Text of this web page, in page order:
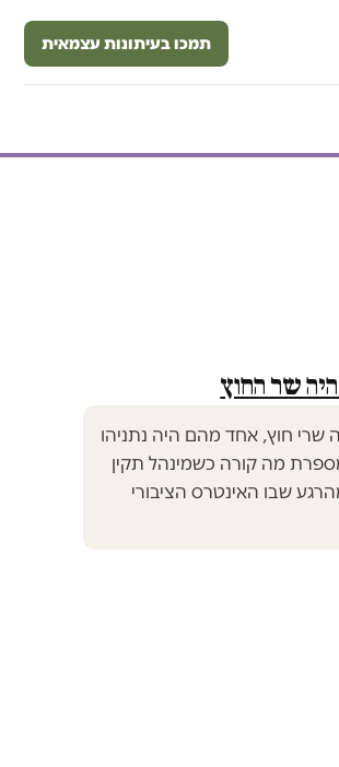
תמכו בעיתונות עצמאית
היה שר החוץ
חוץ, אחד מהם היה נתניהו
מה קורה כשמינהל תקין
שבו האינטרס הציבורי